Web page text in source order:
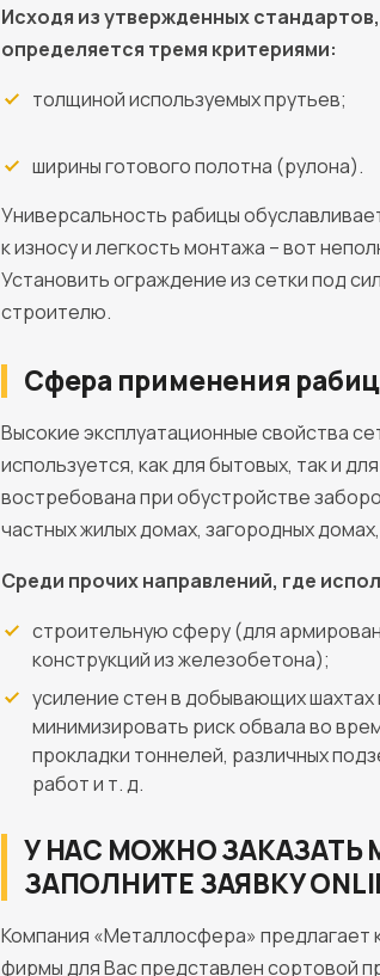
Исходя из утвержденных
определяется тремя критериями:
толщиной используемых прутьев;
ширины готового полотна (рулона).
Универсальность рабицы
к износу и легкость монтажа – вот
Установить ограждение из сетки под
строителю.
Сфера применения
Высокие эксплуатационные свойства
используется, как для бытовых, так и
востребована при обустройстве
частных жилых домах, загородных
Среди прочих направлений, где
строительную сферу (для
конструкций из железобетона);
усиление стен в добывающих шахтах
минимизировать риск обвала во
прокладки тоннелей, различных
работ и т. д.
У НАС МОЖНО ЗАКАЗАТЬ
ЗАПОЛНИТЕ ЗАЯВКУ
Компания «Металлосфера» предлагает
фирмы для Вас представлен сортовой